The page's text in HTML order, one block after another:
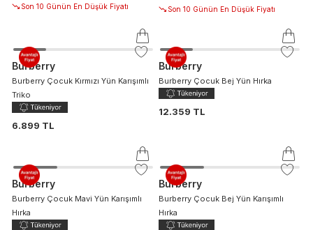
Son 10 Günün En Düşük Fiyatı Son 10 Günün En Düşük Fiyatı
Burberry
Burberry Çocuk Kırmızı Yün Karışımlı
Triko
6.899 TL
Burberry
Burberry Çocuk Bej Yün Hırka
12.359 TL
Burberry
Burberry Çocuk Mavi Yün Karışımlı
Hırka
Burberry
Burberry Çocuk Bej Yün Karışımlı
Hırka